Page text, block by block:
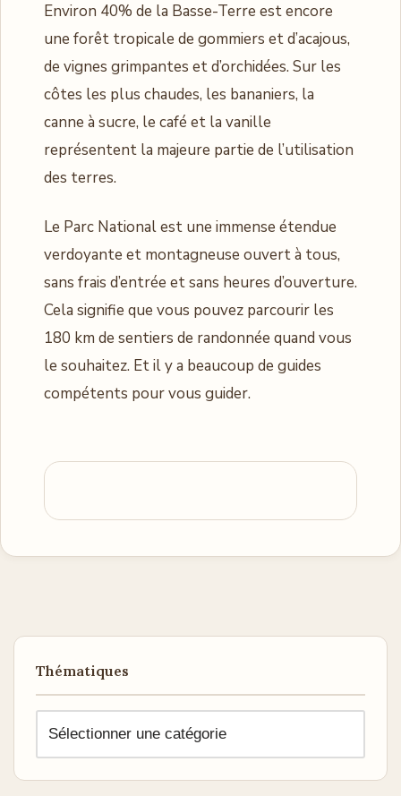
Environ 40% de la Basse-Terre est encore
une forêt tropicale de gommiers et d’acajous,
de vignes grimpantes et d’orchidées. Sur les
côtes les plus chaudes, les bananiers, la
canne à sucre, le café et la vanille
représentent la majeure partie de l’utilisation
des terres.
Le Parc National est une immense étendue
verdoyante et montagneuse ouvert à tous,
sans frais d’entrée et sans heures d’ouverture.
Cela signifie que vous pouvez parcourir les
180 km de sentiers de randonnée quand vous
le souhaitez. Et il y a beaucoup de guides
compétents pour vous guider.
Thématiques